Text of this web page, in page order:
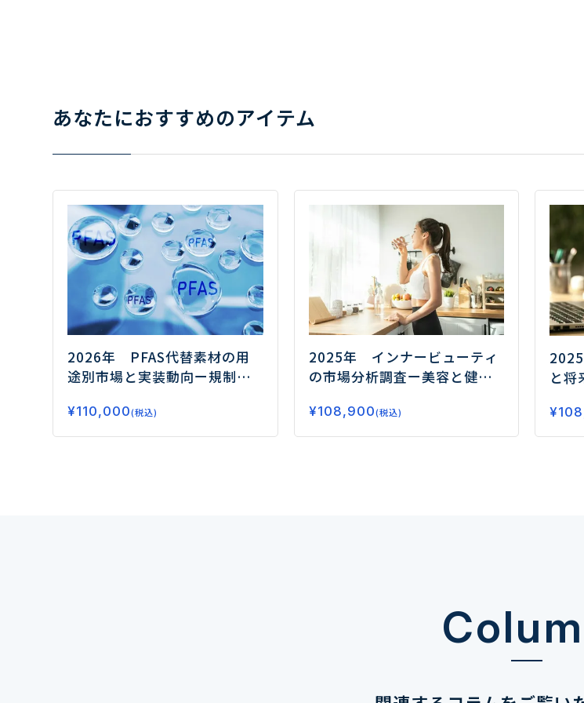
あなたにおすすめのアイテム
2026年 PFAS代替素材の用
途別市場と実装動向ー規制対
力競争の勝ち筋ー
¥110,000(税込)
2025年 インナービューティ
の市場分析調査ー美容と健康
¥108,900(税込)
と将
¥